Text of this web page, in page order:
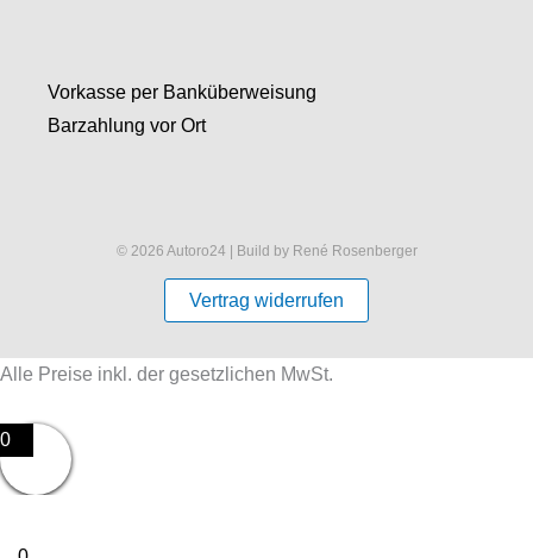
Vorkasse per Banküberweisung
Barzahlung vor Ort
© 2026 Autoro24 | Build by René Rosenberger
Vertrag widerrufen
Alle Preise inkl. der gesetzlichen MwSt.
0